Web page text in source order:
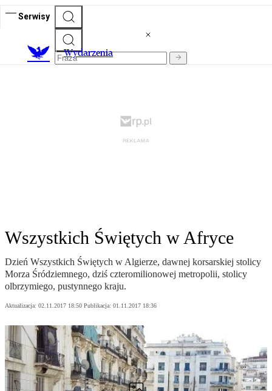
Serwisy
Wydarzenia
Wszystkich Świętych w Afryce
Dzień Wszystkich Świętych w Algierze, dawnej korsarskiej stolicy
Morza Śródziemnego, dziś czteromilionowej metropolii, stolicy
olbrzymiego, pustynnego kraju.
Aktualizacja: 02.11.2017 18:50 Publikacja: 01.11.2017 18:36